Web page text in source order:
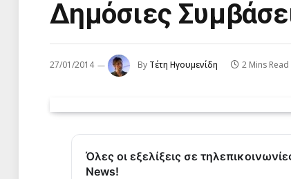
Δημόσιες
27/01/2014 By Τέτη Ηγουμενίδη 2 Mins Read
Όλες οι εξελίξεις σε
News!